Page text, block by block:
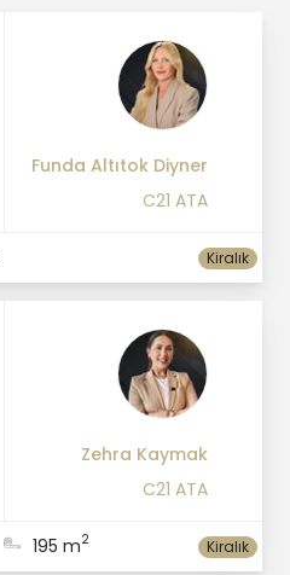
Funda Altıtok Diyner
C21 ATA
Kiralık
Zehra Kaymak
C21 ATA
195 m2 Kiralık